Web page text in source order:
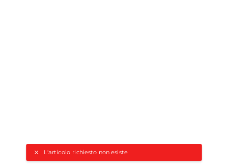
L'articolo richiesto non esiste.